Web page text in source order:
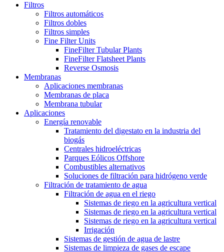
Filtros
Filtros automáticos
Filtros dobles
Filtros simples
Fine Filter Units
FineFilter Tubular Plants
FineFilter Flatsheet Plants
Reverse Osmosis
Membranas
Aplicaciones membranas
Membranas de placa
Membrana tubular
Aplicaciones
Energía renovable
Tratamiento del digestato en la industria del
biogás
Centrales hidroeléctricas
Parques Eólicos Offshore
Combustibles alternativos
Soluciones de filtración para hidrógeno verde
Filtración de tratamiento de agua
Filtración de agua en el riego
Sistemas de riego en la agricultura vertical
Sistemas de riego en la agricultura vertical
Sistemas de riego en la agricultura vertical
Irrigación
Sistemas de gestión de agua de lastre
Sistemas de limpieza de gases de escape